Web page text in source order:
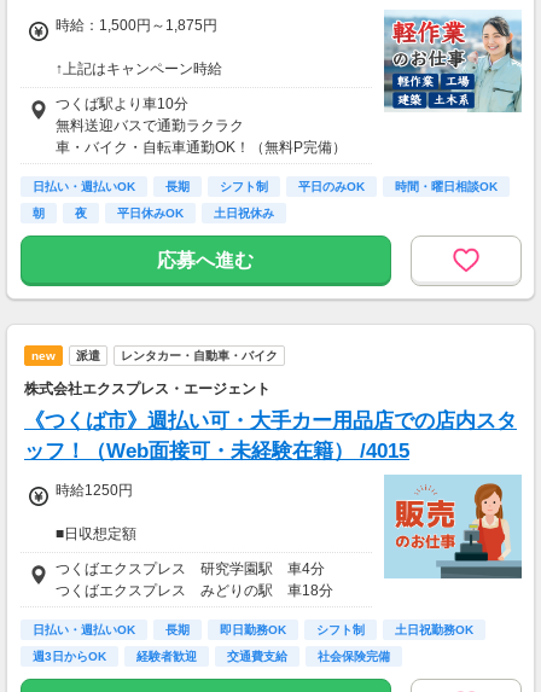
時給：1,500円～1,875円
↑上記はキャンペーン時給
入社２週間以降
時給1,430円～1,788円
つくば駅より車10分
無料送迎バスで通勤ラクラク
車・バイク・自転車通勤OK！（無料P完備）
日払い・週払いOK 長期 シフト制 平日のみOK
時間・曜日相談OK
朝
夜 平日休みOK 土日祝休み
応募へ進む
new 派遣 レンタカー・自動車・バイク
株式会社エクスプレス・エージェント
《つくば市》週払い可・大手カー用品店での店内スタ
ッフ！（Web面接可・未経験在籍） /4015
時給1250円
■日収想定額
10,000円～11,500円
■月収想定額
210,000円～254,000円
※日収額・月収額の最大値は残業・割増等を含
つくばエクスプレス 研究学園駅 車4分
つくばエクスプレス みどりの駅 車18分
日払い・週払いOK 長期 即日勤務OK シフト制
土日祝勤務OK
週3日からOK
経験者歓迎 交通費支給 社会保険完備